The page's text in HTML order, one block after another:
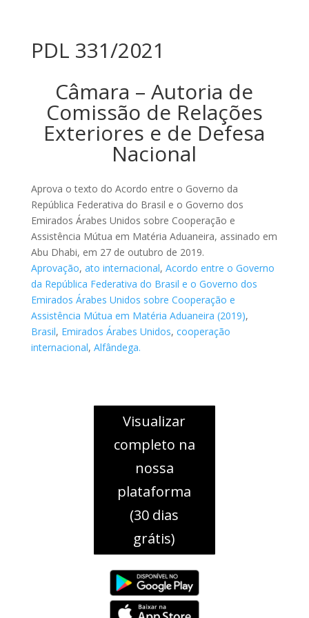
PDL 331/2021
Câmara – Autoria de
Comissão de Relações
Exteriores e de Defesa
Nacional
Aprova o texto do Acordo entre o Governo da
República Federativa do Brasil e o Governo dos
Emirados Árabes Unidos sobre Cooperação e
Assistência Mútua em Matéria Aduaneira, assinado em
Abu Dhabi, em 27 de outubro de 2019.
Aprovação, ato internacional, Acordo entre o Governo
da República Federativa do Brasil e o Governo dos
Emirados Árabes Unidos sobre Cooperação e
Assistência Mútua em Matéria Aduaneira (2019),
Brasil, Emirados Árabes Unidos, cooperação
internacional, Alfândega.
Visualizar
completo na
nossa
plataforma
(30 dias
grátis)